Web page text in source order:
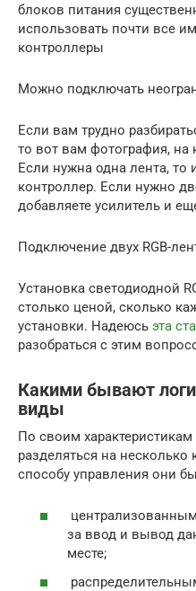
блоков питания
использовать почти все
контроллеры
Можно подключать
Если вам трудно
то вот вам фотография, на
Если нужна одна лента, то
контроллер. Если нужно
добавляете усилитель и
Подключение двух RGB-
Установка светодиодной
столько ценой, сколько
установки. Надеюсь эта
разобраться с этим
Какими бывают
виды
По своим
разделяться на несколько
способу управления они
за ввод и вывод
месте;